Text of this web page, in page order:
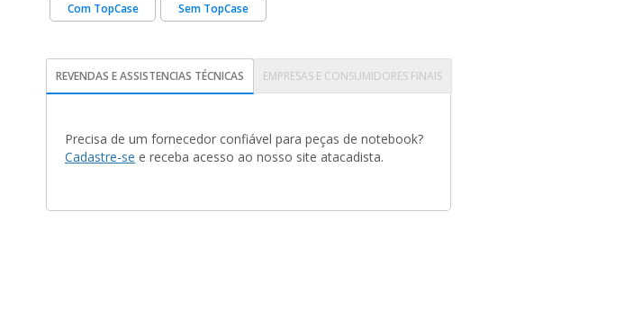
Com TopCase
Sem TopCase
REVENDAS E ASSISTENCIAS TÉCNICAS
Precisa de um fornecedor confiável para peças de notebook?
Cadastre-se e receba acesso ao nosso site atacadista.
EMPRESAS E CONSUMIDORES FINAIS